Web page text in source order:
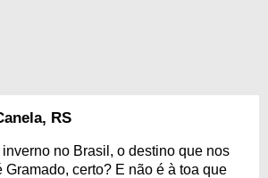
RS
no Brasil, o destino que nos
Gramado, certo? E não é à toa que